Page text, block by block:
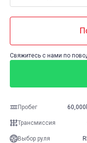
Свяжитесь с нами по
Пробег
Трансмиссия
Выбор руля